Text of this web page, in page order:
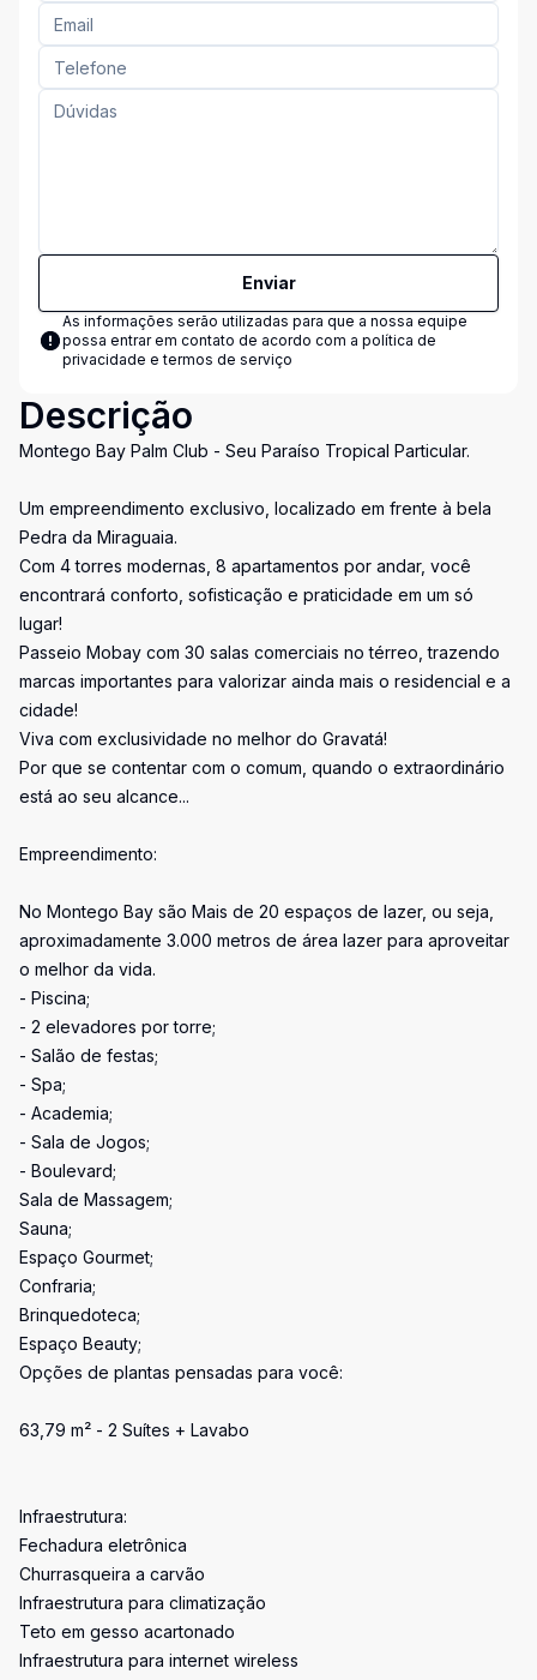
Enviar
As informações serão utilizadas para que a nossa equipe
possa entrar em contato de acordo com a política de
privacidade e termos de serviço
Descrição
Montego Bay Palm Club - Seu Paraíso Tropical Particular.
Um empreendimento exclusivo, localizado em frente à bela
Pedra da Miraguaia.
Com 4 torres modernas, 8 apartamentos por andar, você
encontrará conforto, sofisticação e praticidade em um só
lugar!
Passeio Mobay com 30 salas comerciais no térreo, trazendo
marcas importantes para valorizar ainda mais o residencial e a
cidade!
Viva com exclusividade no melhor do Gravatá!
Por que se contentar com o comum, quando o extraordinário
está ao seu alcance...
Empreendimento:
No Montego Bay são Mais de 20 espaços de lazer, ou seja,
aproximadamente 3.000 metros de área lazer para aproveitar
o melhor da vida.
- Piscina;
- 2 elevadores por torre;
- Salão de festas;
- Spa;
- Academia;
- Sala de Jogos;
- Boulevard;
Sala de Massagem;
Sauna;
Espaço Gourmet;
Confraria;
Brinquedoteca;
Espaço Beauty;
Opções de plantas pensadas para você:
63,79 m² - 2 Suítes + Lavabo
Infraestrutura:
Fechadura eletrônica
Churrasqueira a carvão
Infraestrutura para climatização
Teto em gesso acartonado
Infraestrutura para internet wireless